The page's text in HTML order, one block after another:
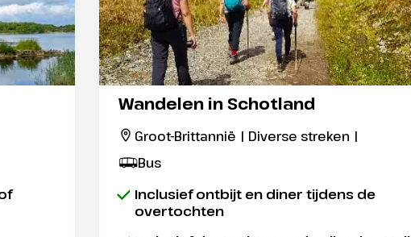
Wandelen in Schotland
Groot-Brittannië | Diverse streken |
Bus
Inclusief ontbijt en diner tijdens de
overtochten